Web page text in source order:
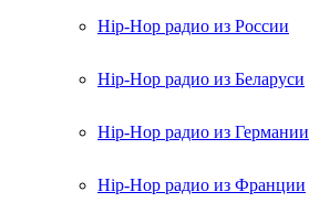
Hip-Hop радио из России
Hip-Hop радио из Беларуси
Hip-Hop радио из Германии
Hip-Hop радио из Франции